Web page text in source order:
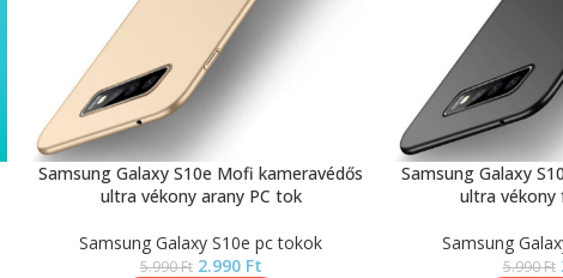
Samsung Galaxy S10e Mofi kameravédős
ultra vékony arany PC tok
Samsung Galaxy S10e pc tokok
5.990Ft 2.990 Ft
Samsung Galaxy
ultra vékony
Samsung
5.990Ft